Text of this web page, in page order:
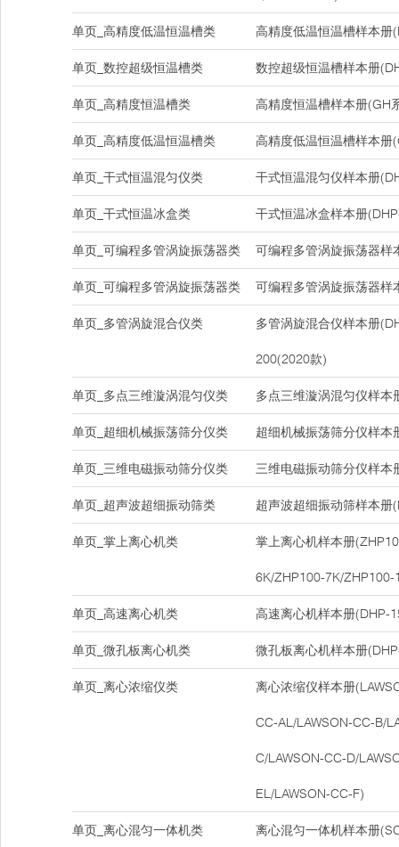
单页_高精度低温恒温槽类 高精度低温恒温槽样本册
单页_数控超级恒温槽类 数控超级恒温槽样本册
单页_高精度恒温槽类 高精度恒温槽样本册(GH
单页_高精度低温恒温槽类 高精度低温恒温槽样本册
单页_干式恒温混匀仪类 干式恒温混匀仪样本册
单页_干式恒温冰盒类 干式恒温冰盒样本册
单页_可编程多管涡旋振荡器类 可编程多管涡旋振荡器样
单页_可编程多管涡旋振荡器类 可编程多管涡旋振荡器样
单页_多管涡旋混合仪类 多管涡旋混合仪样本册
200(2020款)
单页_多点三维漩涡混匀仪类 多点三维漩涡混匀仪样本
单页_超细机械振荡筛分仪类 超细机械振荡筛分仪样本
单页_三维电磁振动筛分仪类 三维电磁振动筛分仪样本
单页_超声波超细振动筛类 超声波超细振动筛样本册
单页_掌上离心机类 掌上离心机样本册
6K/ZHP100-7K/ZHP100-
单页_高速离心机类 高速离心机样本册(DHP-
单页_微孔板离心机类 微孔板离心机样本册
单页_离心浓缩仪类 离心浓缩仪样本册
CC-AL/LAWSON-CC-B/
C/LAWSON-CC-D/
EL/LAWSON-CC-F)
单页_离心混匀一体机类 离心混匀一体机样本册